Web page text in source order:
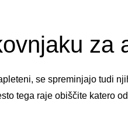
za
se spreminjajo tudi
tega raje obiščite katero